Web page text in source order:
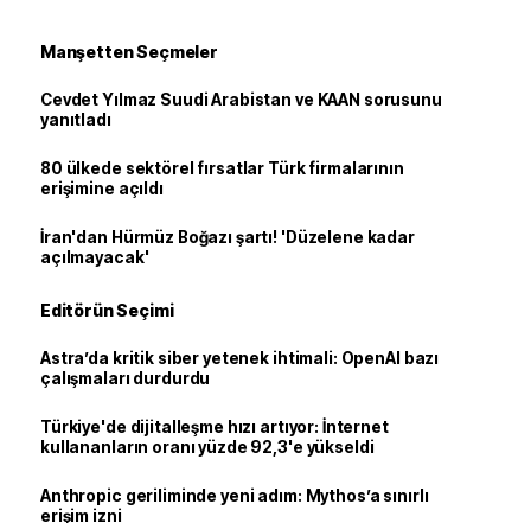
Manşetten Seçmeler
Cevdet Yılmaz Suudi Arabistan ve KAAN sorusunu
yanıtladı
80 ülkede sektörel fırsatlar Türk firmalarının
erişimine açıldı
İran'dan Hürmüz Boğazı şartı! 'Düzelene kadar
açılmayacak'
Editörün Seçimi
Astra’da kritik siber yetenek ihtimali: OpenAI bazı
çalışmaları durdurdu
Türkiye'de dijitalleşme hızı artıyor: İnternet
kullananların oranı yüzde 92,3'e yükseldi
Anthropic geriliminde yeni adım: Mythos’a sınırlı
erişim izni